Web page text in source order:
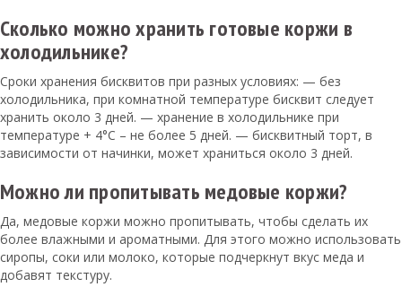
Сколько можно хранить готовые коржи в
холодильнике?
Сроки хранения бисквитов при разных условиях: — без
холодильника, при комнатной температуре бисквит следует
хранить около 3 дней. — хранение в холодильнике при
температуре + 4°С – не более 5 дней. — бисквитный торт, в
зависимости от начинки, может храниться около 3 дней.
Можно ли пропитывать медовые коржи?
Да, медовые коржи можно пропитывать, чтобы сделать их
более влажными и ароматными. Для этого можно использовать
сиропы, соки или молоко, которые подчеркнут вкус меда и
добавят текстуру.